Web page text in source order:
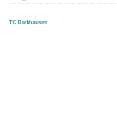
TC Barkhausen